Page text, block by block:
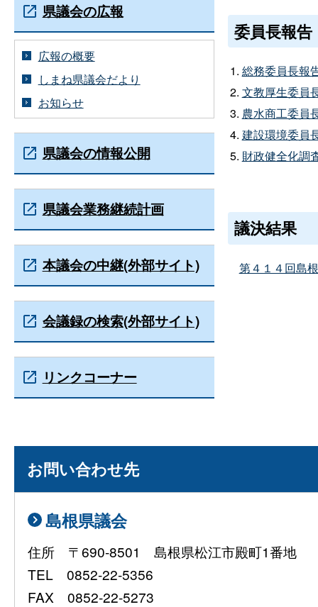
委員長報告
総務委員長報
文教厚生委員
農水商工委員
建設環境委員
財政健全化調
議決結果
第４１４回島
県議会の広報
広報の概要
しまね県議会だより
お知らせ
県議会の情報公開
県議会業務継続計画
本議会の中継(外部サイト)
会議録の検索(外部サイト)
リンクコーナー
お問い合わせ先
島根県議会
住所 〒690-8501 島根県松江市殿町1番地
TEL 0852-22-5356
FAX 0852-22-5273